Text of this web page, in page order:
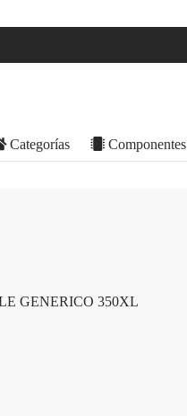
Categorías Componentes